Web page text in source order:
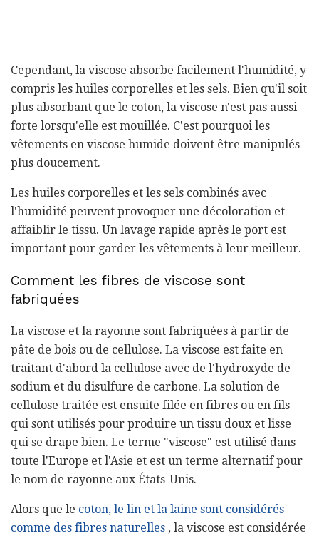
Cependant, la viscose absorbe facilement l'humidité, y
compris les huiles corporelles et les sels. Bien qu'il soit
plus absorbant que le coton, la viscose n'est pas aussi
forte lorsqu'elle est mouillée. C'est pourquoi les
vêtements en viscose humide doivent être manipulés
plus doucement.
Les huiles corporelles et les sels combinés avec
l'humidité peuvent provoquer une décoloration et
affaiblir le tissu. Un lavage rapide après le port est
important pour garder les vêtements à leur meilleur.
Comment les fibres de viscose sont
fabriquées
La viscose et la rayonne sont fabriquées à partir de
pâte de bois ou de cellulose. La viscose est faite en
traitant d'abord la cellulose avec de l'hydroxyde de
sodium et du disulfure de carbone. La solution de
cellulose traitée est ensuite filée en fibres ou en fils
qui sont utilisés pour produire un tissu doux et lisse
qui se drape bien. Le terme "viscose" est utilisé dans
toute l'Europe et l'Asie et est un terme alternatif pour
le nom de rayonne aux États-Unis.
Alors que le coton, le lin et la laine sont considérés
comme des fibres naturelles , la viscose est considérée